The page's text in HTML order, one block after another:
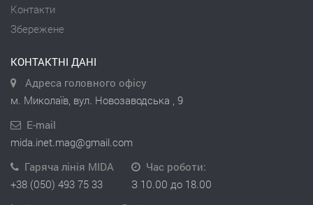
Контакти
Збережене
КОНТАКТНІ ДАНІ
Адреса головного офісу
м. Миколаїв, вул. Новозаводська , 9
E-mail
mida.inet.mag@gmail.com
Гаряча лінія MIDA
+38 (050) 493 75 33
Час роботи:
З 10.00 до 18.00